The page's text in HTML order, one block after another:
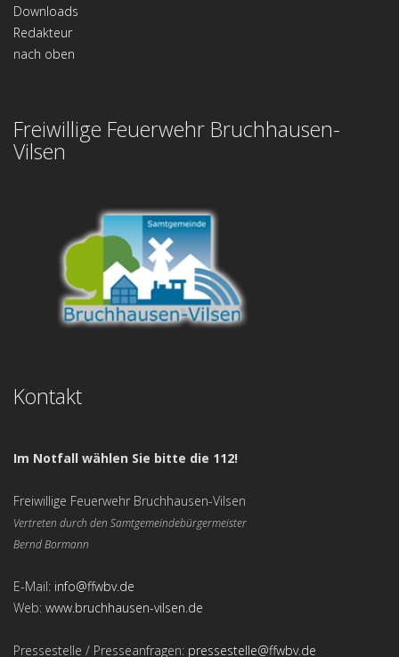
Downloads
Redakteur
nach oben
Freiwillige Feuerwehr Bruchhausen-
Vilsen
Kontakt
Im Notfall wählen Sie bitte die 112!
Freiwillige Feuerwehr Bruchhausen-Vilsen
Vertreten durch den Samtgemeindebürgermeister
Bernd Bormann
E-Mail: info@ffwbv.de
Web: www.bruchhausen-vilsen.de
Pressestelle / Presseanfragen: pressestelle@ffwbv.de